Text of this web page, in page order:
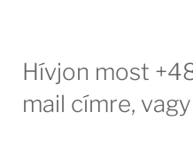
Hívjon most
mail címre,